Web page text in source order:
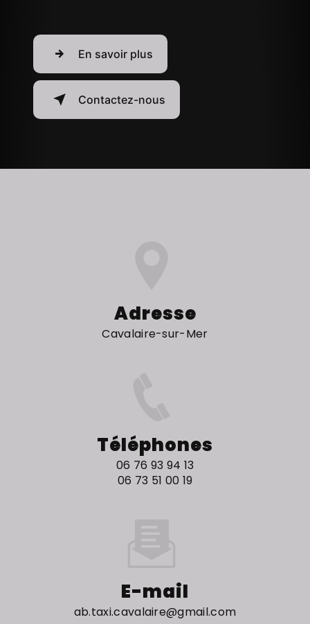
En savoir plus
Contactez-nous
Adresse
Cavalaire-sur-Mer
Téléphones
06 76 93 94 13
06 73 51 00 19
E-mail
ab.taxi.cavalaire@gmail.com